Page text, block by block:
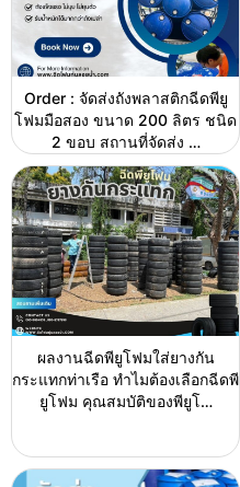
Order : จัดส่งถังพลาสติกฉีดพียู
โฟมมือสอง ขนาด 200 ลิตร ชนิด
2 ขอบ สถานที่จัดส่ง …
ผลงานฉีดพียูโฟมใส่ยางกัน
กระแทกท่าเรือ ทำไมต้องเลือกฉีดพี
ยูโฟม คุณสมบัติของพียูโ…